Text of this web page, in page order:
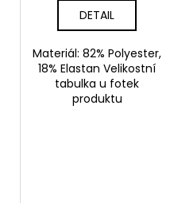
DETAIL
Materiál: 82% Polyester,
18% Elastan Velikostní
tabulka u fotek
produktu